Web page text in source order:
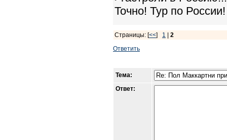
Точно! Тур по России!
Страницы: [<<] 1
2
Ответить
Тема:
Ответ: